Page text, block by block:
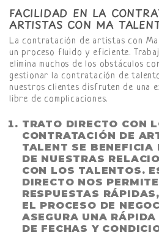
FACILIDAD EN LA
ARTISTAS CON MA
La contratación de artistas con
un proceso fluido y eficiente.
elimina muchos de los obstáculos
gestionar la contratación de
nuestros clientes disfruten de una
libre de complicaciones.
TRATO DIRECTO CON
CONTRATACIÓN DE
TALENT SE BENEFICIA
DE NUESTRAS
CON LOS TALENTOS.
DIRECTO NOS
RESPUESTAS
EL PROCESO DE
ASEGURA UNA
DE FECHAS Y